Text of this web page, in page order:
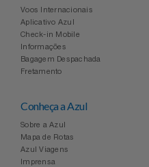
Voos Internacionais
Aplicativo Azul
Check-in Mobile
Informações
Bagagem Despachada
Fretamento
Conheça a Azul
Sobre a Azul
Mapa de Rotas
Azul Viagens
Imprensa